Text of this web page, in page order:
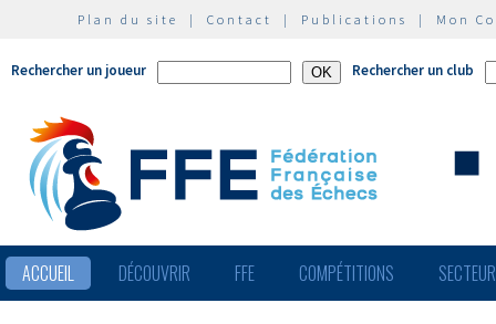
Plan du site | Contact | Publications | Mon
Rechercher un joueur Rechercher un club
ACCUEIL DÉCOUVRIR FFE COMPÉTITIONS